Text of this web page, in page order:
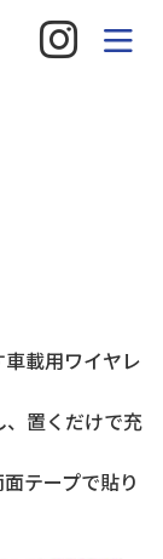
載用ワイヤレ
置くだけで充
テープで貼り